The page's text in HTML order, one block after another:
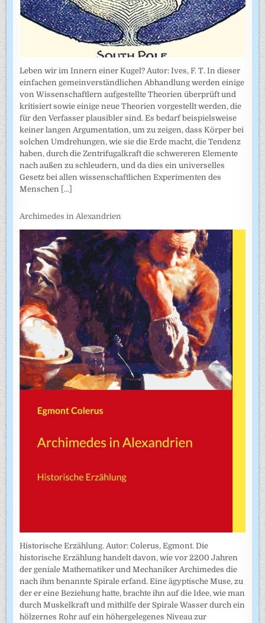
Leben wir im Innern einer Kugel? Autor: Ives, F. T. In dieser
einfachen gemeinverständlichen Abhandlung werden einige
von Wissenschaftlern aufgestellte Theorien überprüft und
kritisiert sowie einige neue Theorien vorgestellt werden, die
für den Verfasser plausibler sind. Es bedarf beispielsweise
keiner langen Argumentation, um zu zeigen, dass Körper bei
solchen Umdrehungen, wie sie die Erde macht, die Tendenz
haben, durch die Zentrifugalkraft die schwereren Elemente
nach außen zu schleudern, und da dies ein universelles
Gesetz bei allen wissenschaftlichen Experimenten des
Menschen [...]
Archimedes in Alexandrien
Historische Erzählung. Autor: Colerus, Egmont. Die
historische Erzählung handelt davon, wie vor 2200 Jahren
der geniale Mathematiker und Mechaniker Archimedes die
nach ihm benannte Spirale erfand. Eine ägyptische Muse, zu
der er eine Beziehung hatte, brachte ihn auf die Idee, wie man
durch Muskelkraft und mithilfe der Spirale Wasser durch ein
hölzernes Rohr auf ein höhergelegenes Niveau zur